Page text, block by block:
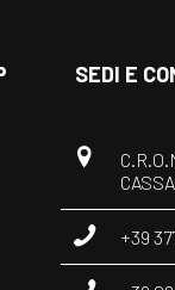
SEDI E
+39